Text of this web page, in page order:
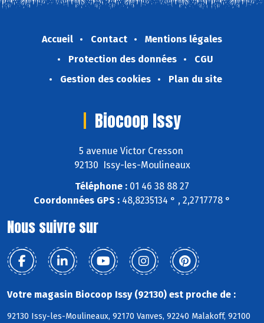
Accueil Contact
Mentions légales
Protection des données
CGU
Gestion des cookies
Plan du site
Biocoop Issy
5 avenue Victor Cresson
92130 Issy-les-Moulineaux
Téléphone : 01 46 38 88 27
Coordonnées GPS : 48,8235134 ° , 2,2717778 °
Nous suivre sur
Votre magasin Biocoop Issy (92130) est proche de :
92130 Issy-les-Moulineaux, 92170 Vanves, 92240 Malakoff, 92100